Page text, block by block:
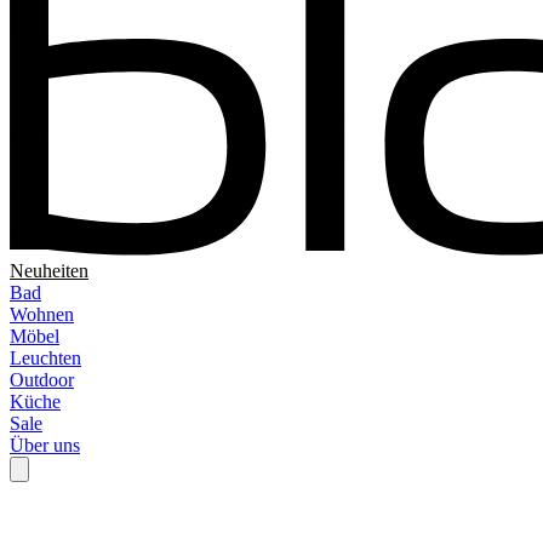
Neuheiten
Bad
Wohnen
Möbel
Leuchten
Outdoor
Küche
Sale
Über uns